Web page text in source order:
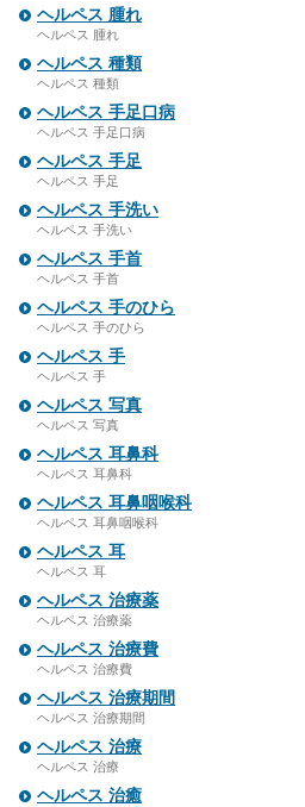
ヘルペス 腫れ
ヘルペス 腫れ
ヘルペス 種類
ヘルペス 種類
ヘルペス 手足口病
ヘルペス 手足口病
ヘルペス 手足
ヘルペス 手足
ヘルペス 手洗い
ヘルペス 手洗い
ヘルペス 手首
ヘルペス 手首
ヘルペス 手のひら
ヘルペス 手のひら
ヘルペス 手
ヘルペス 手
ヘルペス 写真
ヘルペス 写真
ヘルペス 耳鼻科
ヘルペス 耳鼻科
ヘルペス 耳鼻咽喉科
ヘルペス 耳鼻咽喉科
ヘルペス 耳
ヘルペス 耳
ヘルペス 治療薬
ヘルペス 治療薬
ヘルペス 治療費
ヘルペス 治療費
ヘルペス 治療期間
ヘルペス 治療期間
ヘルペス 治療
ヘルペス 治療
ヘルペス 治癒